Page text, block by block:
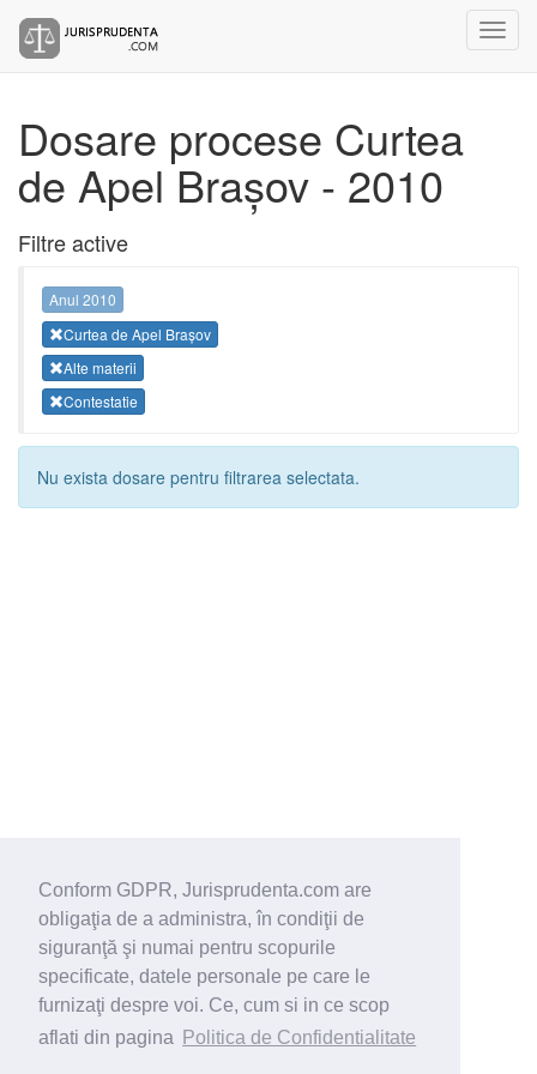
Conform GDPR, Jurisprudenta.com are
obligaţia de a administra, în condiţii de
siguranţă şi numai pentru scopurile
specificate, datele personale pe care le
furnizaţi despre voi. Ce, cum si in ce scop
aflati din pagina
Politica de Confidentialitate
Dosare procese Curtea
de Apel Brașov - 2010
Filtre active
Anul 2010
Curtea de Apel Brașov
Alte materii
Contestatie
Nu exista dosare pentru filtrarea selectata.